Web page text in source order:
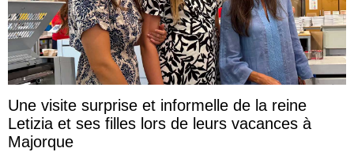
Une visite surprise et informelle de la reine
Letizia et ses filles lors de leurs vacances à
Majorque